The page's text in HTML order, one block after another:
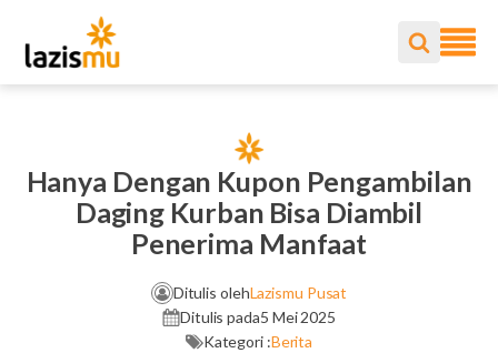
Hanya Dengan Kupon Pengambilan
Daging Kurban Bisa Diambil
Penerima Manfaat
Ditulis olehLazismu Pusat
Ditulis pada5 Mei 2025
Kategori :Berita